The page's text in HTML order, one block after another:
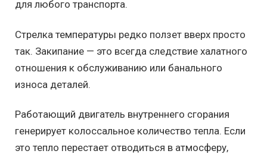
для любого транспорта.
Стрелка температуры редко ползет вверх просто
так. Закипание — это всегда следствие халатного
отношения к обслуживанию или банального
износа деталей.
Работающий двигатель внутреннего сгорания
генерирует колоссальное количество тепла. Если
это тепло перестает отводиться в атмосферу,